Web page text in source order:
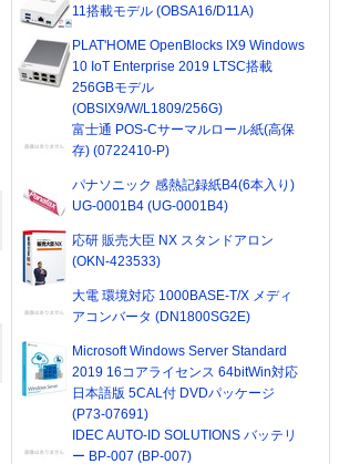
11搭載モデル (OBSA16/D11A)
PLAT'HOME OpenBlocks IX9 Windows
10 IoT Enterprise 2019 LTSC搭載
256GBモデル
(OBSIX9/W/L1809/256G)
富士通 POS-Cサーマルロール紙(高保
存) (0722410-P)
パナソニック 感熱記録紙B4(6本入り)
UG-0001B4 (UG-0001B4)
応研 販売大臣 NX スタンドアロン
(OKN-423533)
大電 環境対応 1000BASE-T/X メディ
アコンバータ (DN1800SG2E)
Microsoft Windows Server Standard
2019 16コアライセンス 64bitWin対応
日本語版 5CAL付 DVDパッケージ
(P73-07691)
IDEC AUTO-ID SOLUTIONS バッテリ
ー BP-007 (BP-007)